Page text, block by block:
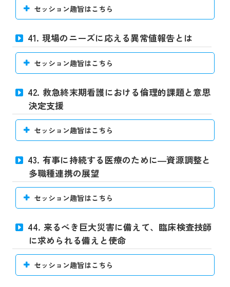
セッション趣旨はこちら
41. 現場のニーズに応える異常値報告とは
セッション趣旨はこちら
42. 救急終末期看護における倫理的課題と意思
決定支援
セッション趣旨はこちら
43. 有事に持続する医療のために―資源調整と
多職種連携の展望
セッション趣旨はこちら
44. 来るべき巨大災害に備えて、臨床検査技師
に求められる備えと使命
セッション趣旨はこちら